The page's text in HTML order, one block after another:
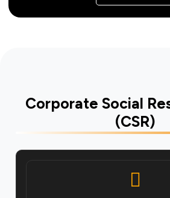
Corporate Social
(CSR)